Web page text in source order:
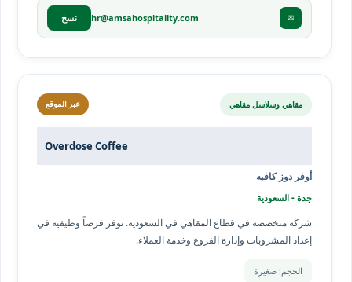
✉
hr@amsahospitality.com نسخ
مقاهي وسلاسل مقاهي عبر الموقع
Overdose Coffee
أوفر دوز كافيه
جدة - السعودية
شركة متخصصة في قطاع المقاهي في السعودية. توفر فرصاً وظيفية في
إعداد المشروبات وإدارة الفروع وخدمة العملاء.
الحجم: صغيرة